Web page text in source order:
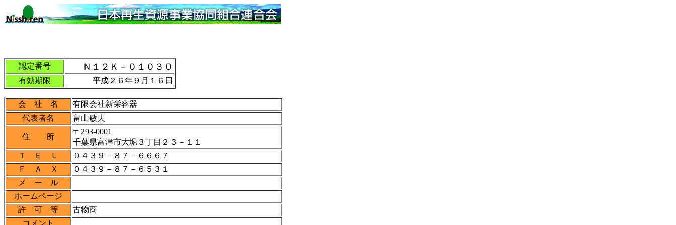
認定番号 Ｎ１２Ｋ－０１０３０
有効期限 平成２６年９月１６日
会 社 名
有限会社新栄容器
代表者名
畠山敏夫
住 所
〒293-0001
千葉県富津市大堀３丁目２３－１１
Ｔ Ｅ Ｌ
０４３９－８７－６６６７
Ｆ Ａ Ｘ
０４３９－８７－６５３１
メ ー ル
ホームページ
許 可 等
古物商
コメント